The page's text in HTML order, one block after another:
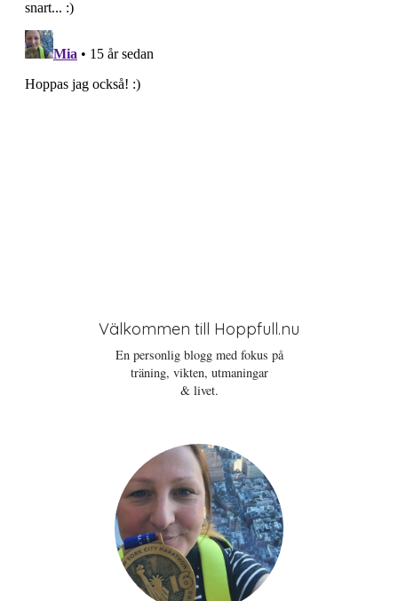
o
n
Välkommen till Hoppfull.nu
En personlig blogg med fokus på
träning, vikten, utmaningar
& livet.